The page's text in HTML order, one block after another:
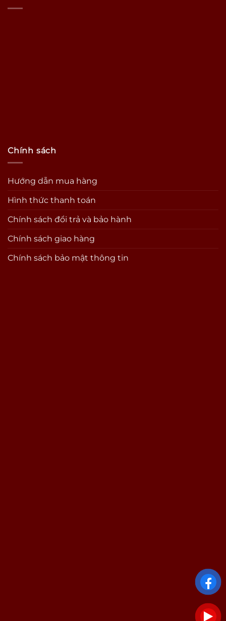
Chính sách
Hướng dẫn mua hàng
Hình thức thanh toán
Chính sách đổi trả và bảo hành
Chính sách giao hàng
Chính sách bảo mật thông tin